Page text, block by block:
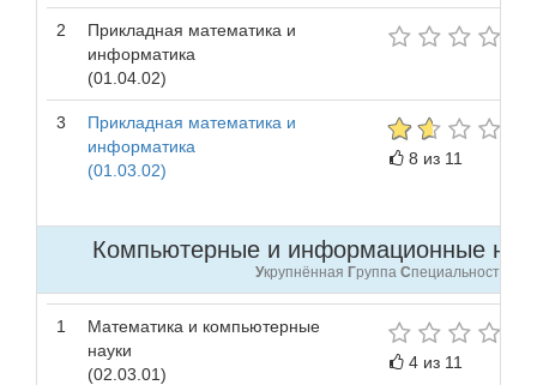
2
Прикладная математика и
информатика
(01.04.02)
3
Прикладная математика и
информатика
(01.03.02)
8 из 11
Компьютерные и информационные
Укрупнённая Группа Специальностей
1
Математика и компьютерные
науки
(02.03.01)
4 из 11